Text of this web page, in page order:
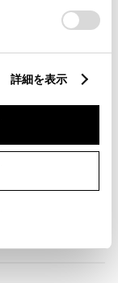
詳細を表示